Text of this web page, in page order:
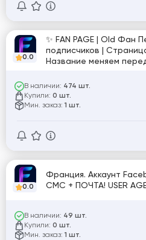
0.0
✨ FAN PAGE | Old Фан
подписчиков |
Название меняем
В наличии: 474 шт.
Купили: 0 шт.
Мин. заказ: 1 шт.
0.0
Франция. Аккаунт
СМС + ПОЧТА! USER
В наличии: 49 шт.
Купили: 0 шт.
Мин. заказ: 1 шт.